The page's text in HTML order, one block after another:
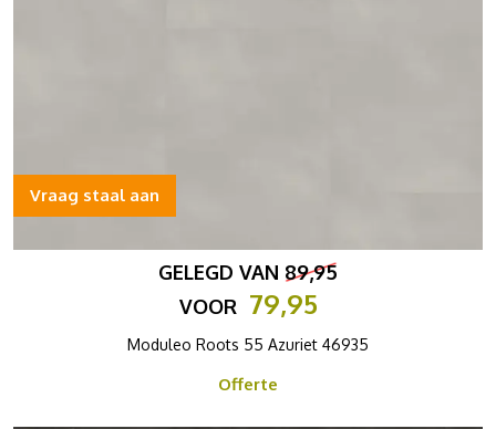
GELEGD VAN 89,95
VOOR 79,95
Moduleo Roots 55 Azuriet 46935
Offerte
Vraag staal aan